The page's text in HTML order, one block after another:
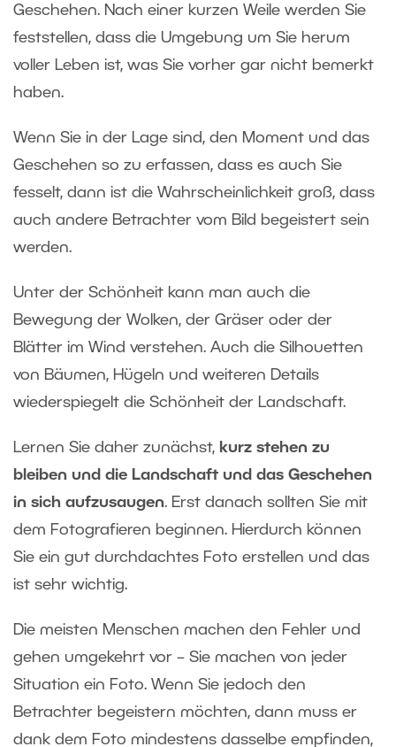
Geschehen. Nach einer kurzen Weile werden Sie
feststellen, dass die Umgebung um Sie herum
voller Leben ist, was Sie vorher gar nicht bemerkt
haben.
Wenn Sie in der Lage sind, den Moment und das
Geschehen so zu erfassen, dass es auch Sie
fesselt, dann ist die Wahrscheinlichkeit groß, dass
auch andere Betrachter vom Bild begeistert sein
werden.
Unter der Schönheit kann man auch die
Bewegung der Wolken, der Gräser oder der
Blätter im Wind verstehen. Auch die Silhouetten
von Bäumen, Hügeln und weiteren Details
wiederspiegelt die Schönheit der Landschaft.
Lernen Sie daher zunächst, kurz stehen zu
bleiben und die Landschaft und das Geschehen
in sich aufzusaugen. Erst danach sollten Sie mit
dem Fotografieren beginnen. Hierdurch können
Sie ein gut durchdachtes Foto erstellen und das
ist sehr wichtig.
Die meisten Menschen machen den Fehler und
gehen umgekehrt vor – Sie machen von jeder
Situation ein Foto. Wenn Sie jedoch den
Betrachter begeistern möchten, dann muss er
dank dem Foto mindestens dasselbe empfinden,